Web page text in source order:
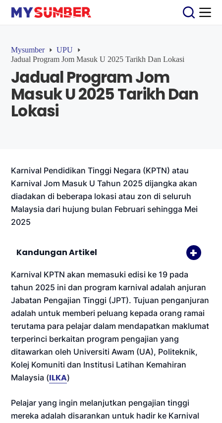
S
k
o
c
n
e
n
Mysumber
UPU
Jadual Program Jom Masuk U 2025 Tarikh Dan Lokasi
Jadual Program Jom
Masuk U 2025 Tarikh Dan
Lokasi
Karnival Pendidikan Tinggi Negara (KPTN) atau
Karnival Jom Masuk U Tahun 2025 dijangka akan
diadakan di beberapa lokasi atau zon di seluruh
Malaysia dari hujung bulan Februari sehingga Mei
2025
Kandungan Artikel
Karnival KPTN akan memasuki edisi ke 19 pada
tahun 2025 ini dan program karnival adalah anjuran
Jabatan Pengajian Tinggi (JPT). Tujuan penganjuran
adalah untuk memberi peluang kepada orang ramai
terutama para pelajar dalam mendapatkan maklumat
terperinci berkaitan program pengajian yang
ditawarkan oleh Universiti Awam (UA), Politeknik,
Kolej Komuniti dan Institusi Latihan Kemahiran
Malaysia (ILKA)
Pelajar yang ingin melanjutkan pengajian tinggi
mereka adalah disarankan untuk hadir ke Karnival